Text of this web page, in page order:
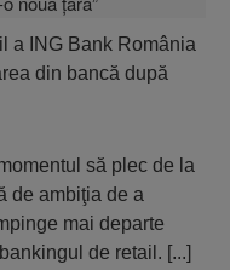
a ING Bank România
din bancă după
să plec de la
de ambiţia de a
mai departe
de retail. [...]